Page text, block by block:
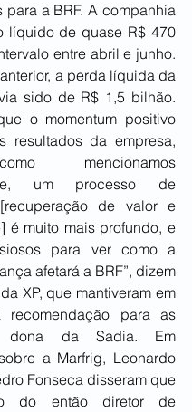
para a BRF. A companhia
líquido de quase R$ 470
entre abril e junho.
a perda líquida da
sido de R$ 1,5 bilhão.
o momentum positivo
resultados da empresa,
mencionamos
um processo de
de valor e
é muito mais profundo, e
para ver como a
afetará a BRF”, dizem
XP, que mantiveram em
recomendação para as
dona da Sadia. Em
a Marfrig, Leonardo
Fonseca disseram que
do então diretor de